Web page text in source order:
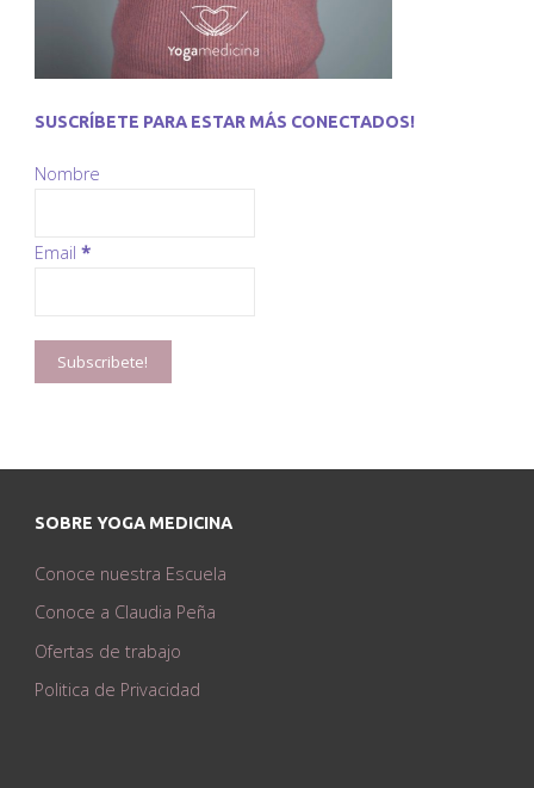
SUSCRÍBETE PARA ESTAR MÁS CONECTADOS!
Nombre
Email *
SOBRE YOGA MEDICINA
Conoce nuestra Escuela
Conoce a Claudia Peña
Ofertas de trabajo
Politica de Privacidad